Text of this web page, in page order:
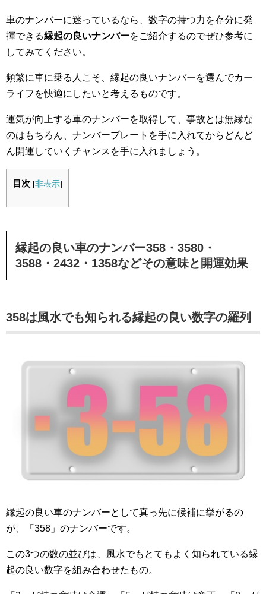
車のナンバーに迷っているなら、数字の持つ力を存分に発
揮できる縁起の良いナンバーをご紹介するのでぜひ参考に
してみてください。
頻繁に車に乗る人こそ、縁起の良いナンバーを選んでカー
ライフを快適にしたいと考えるものです。
運気が向上する車のナンバーを取得して、事故とは無縁な
のはもちろん、ナンバープレートを手に入れてからどんど
ん開運していくチャンスを手に入れましょう。
目次 [非表示]
縁起の良い車のナンバー358・3580・
3588・2432・1358などその意味と開運効果
358は風水でも知られる縁起の良い数字の羅列
縁起の良い車のナンバーとして真っ先に候補に挙がるの
が、「358」のナンバーです。
この3つの数の並びは、風水でもとてもよく知られている縁
起の良い数字を組み合わせたもの。